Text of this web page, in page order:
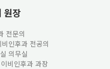
원장
전문의
인후과 전공의
의무실
비인후과 과장